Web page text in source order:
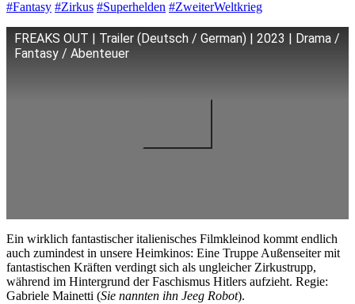
#Fantasy #Zirkus #Superhelden #ZweiterWeltkrieg
FREAKS OUT | Trailer (Deutsch / German) | 2023 | Drama /
Fantasy / Abenteuer
Ein wirklich fantastischer italienisches Filmkleinod kommt endlich
auch zumindest in unsere Heimkinos: Eine Truppe Außenseiter mit
fantastischen Kräften verdingt sich als ungleicher Zirkustrupp,
während im Hintergrund der Faschismus Hitlers aufzieht. Regie:
Gabriele Mainetti (Sie nannten ihn Jeeg Robot).